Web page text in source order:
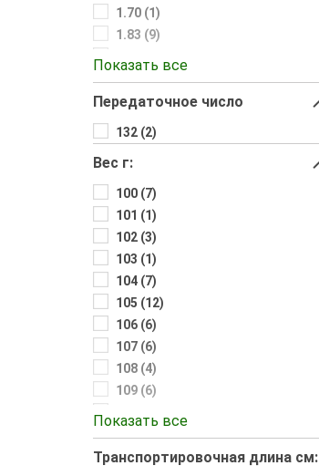
1.70 (1)
1.83 (9)
1.8м. (3)
1.9 (1)
1.90 (2)
1.92м. (2)
1.98 (26)
1.98м. (4)
2.00 (2)
2.03 (5)
2.04 (3)
2.04м. (3)
2.06 (3)
2.1 (5)
2.10 (19)
2.13 (44)
2.13м. (3)
2.19 (4)
2.19м. (2)
Показать все
Передаточное число
132 (2)
Вес г:
100 (7)
101 (1)
102 (3)
103 (1)
104 (7)
105 (12)
106 (6)
107 (6)
108 (4)
109 (6)
110г. (4)
111 (5)
Показать все
Транспортировочная длина см: